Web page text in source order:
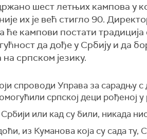
шест летњих кампова у
их је већ стигло 90.
ће кампови постати
да дође у Србију и да
српском језику.
спроводи Управа за сарадњу
српској деци рођеној у
или кад су били, никада
из Куманова која су сада ту,